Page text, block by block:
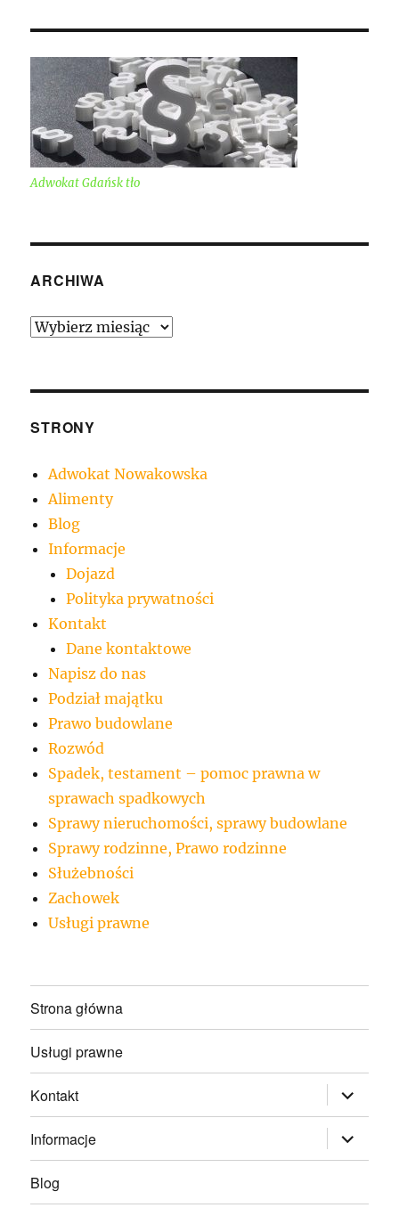
Adwokat Gdańsk tło
ARCHIWA
Archiwa
STRONY
Adwokat Nowakowska
Alimenty
Blog
Informacje
Dojazd
Polityka prywatności
Kontakt
Dane kontaktowe
Napisz do nas
Podział majątku
Prawo budowlane
Rozwód
Spadek, testament – pomoc prawna w
sprawach spadkowych
Sprawy nieruchomości, sprawy budowlane
Sprawy rodzinne, Prawo rodzinne
Służebności
Zachowek
Usługi prawne
Strona główna
Usługi prawne
Kontakt rozwiń
menu
potomne
Informacje
rozwiń
menu
potomne
Blog